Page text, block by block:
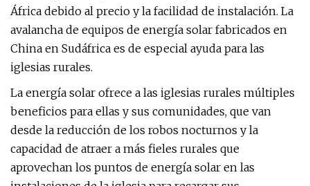
África debido al precio y la facilidad de instalación. La
avalancha de equipos de energía solar fabricados en
China en Sudáfrica es de especial ayuda para las
iglesias rurales.
La energía solar ofrece a las iglesias rurales múltiples
beneficios para ellas y sus comunidades, que van
desde la reducción de los robos nocturnos y la
capacidad de atraer a más fieles rurales que
aprovechan los puntos de energía solar en las